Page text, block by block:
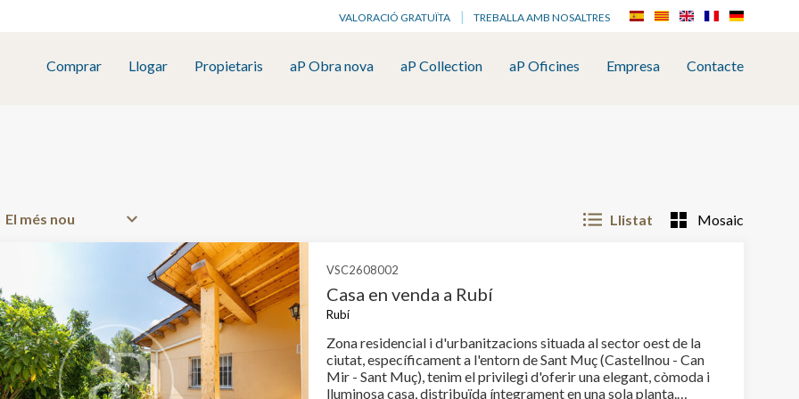
VALORACIÓ GRATUÏTA TREBALLA AMB NOSALTRES
Comprar Llogar Propietaris aP Obra nova aP Collection aP Oficines Empresa Contacte
Llistat Mosaic
VSC2608002
Casa en venda a Rubí
Rubí
Zona residencial i d'urbanitzacions situada al sector oest de la
ciutat, específicament a l'entorn de Sant Muç (Castellnou - Can
Mir - Sant Muç), tenim el privilegi d'oferir una elegant, còmoda i
lluminosa casa, distribuïda íntegrament en una sola planta.